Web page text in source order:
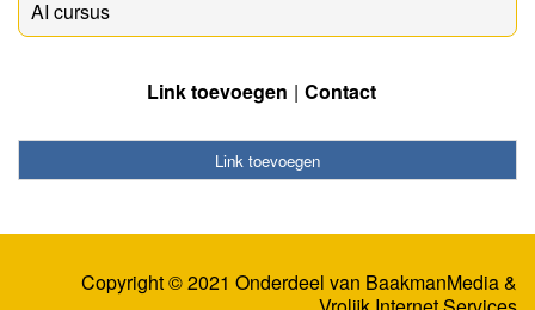
AI cursus
Link toevoegen Contact
Link toevoegen
Copyright © 2021 Onderdeel van BaakmanMedia&